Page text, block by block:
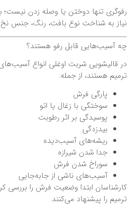
رفوگری تنها دوختن یا وصله زدن
نیاز به شناخت نوع بافت، رنگ، جنس
چه آسیب‌هایی قابل رفو هستند؟
در قالیشویی شربت اوغلی انواع
ترمیم هستند، از جمله:
پارگی فرش
سوختگی با زغال یا اتو
پوسیدگی بر اثر رطوبت
بیدزدگی
ریشه‌های آسیب‌دیده
جدا شدن شیرازه
سوراخ شدن فرش
آسیب‌های ناشی از جابه‌جایی
کارشناسان ابتدا وضعیت فرش را بررسی
ترمیم را پیشنهاد می‌کنند.